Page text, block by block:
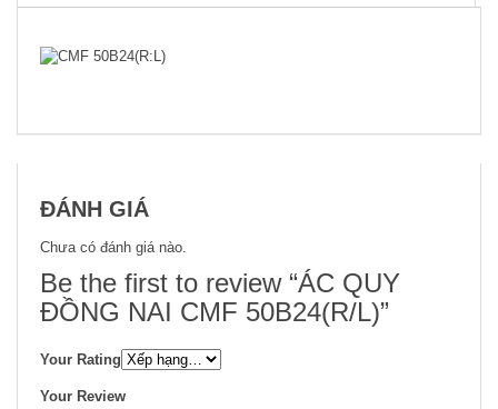
ĐÁNH GIÁ
Chưa có đánh giá nào.
Be the first to review “ÁC QUY
ĐỒNG NAI CMF 50B24(R/L)”
Your Rating
Your Review